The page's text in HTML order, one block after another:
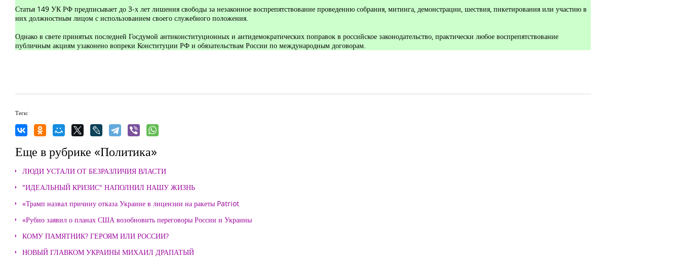
Статья 149 УК РФ предписывает до 3-х лет лишения свободы за незаконное воспрепятствование проведению собрания, митинга, демонстрации, шествия, пикетирования или участию в
них должностным лицом с использованием своего служебного положения.
Однако в свете принятых последней Госдумой антиконституционных и антидемократических поправок в российское законодательство, практически любое воспрепятствование
публичным акциям узаконено вопреки Конституции РФ и обязательствам России по международным договорам.
Теги:
Еще в рубрике «Политика»
ЛЮДИ УСТАЛИ ОТ БЕЗРАЗЛИЧИЯ ВЛАСТИ
"ИДЕАЛЬНЫЙ КРИЗИС" НАПОЛНИЛ НАШУ ЖИЗНЬ
«Трамп назвал причину отказа Украине в лицензии на ракеты Patriot
«Рубио заявил о планах США возобновить переговоры России и Украины
КОМУ ПАМЯТНИК? ГЕРОЯМ ИЛИ РОССИИ?
НОВЫЙ ГЛАВКОМ УКРАИНЫ МИХАИЛ ДРАПАТЫЙ